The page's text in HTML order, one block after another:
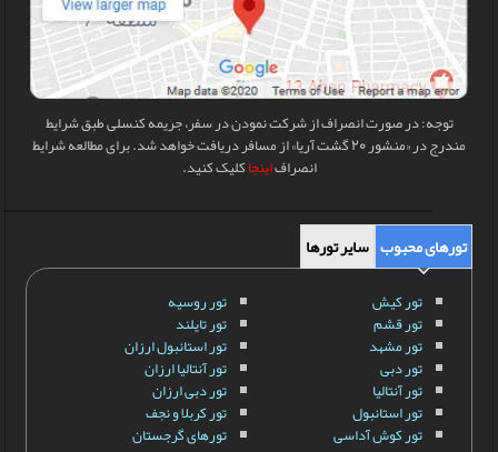
توجه: در صورت انصراف از شرکت نمودن در سفر، جریمه کنسلی طبق شرایط
مندرج در «منشور 20 گشت آریا» از مسافر دریافت خواهد شد. برای مطالعه شرایط
انصرافاینجاکلیک کنید.
تورهای محبوب سایر تورها
تور کیش
تور قشم
تور مشهد
تور دبی
تور آنتالیا
تور استانبول
تور کوش آداسی
تور روسیه
تور تایلند
تور استانبول ارزان
تور آنتالیا ارزان
تور دبی ارزان
تور کربلا و نجف
تورهای گرجستان